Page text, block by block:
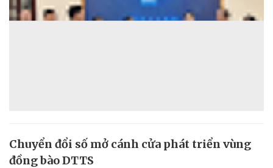
Chuyển đổi số mở cánh cửa phát triển vùng
đồng bào DTTS